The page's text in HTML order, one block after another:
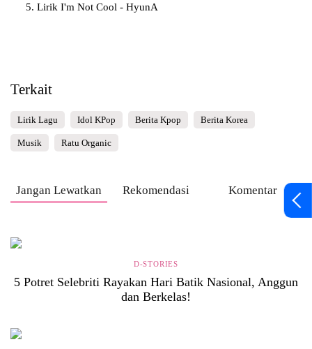
Lirik I'm Not Cool - HyunA
Terkait
Lirik Lagu Idol KPop Berita Kpop Berita Korea
Musik Ratu Organic
Jangan Lewatkan Rekomendasi Komentar
D-STORIES
5 Potret Selebriti Rayakan Hari Batik Nasional, Anggun
dan Berkelas!